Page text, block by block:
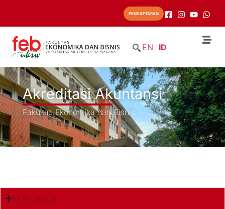
PENDAFTARAN
EN ID
Akreditasi Akuntansi
Fakultas Ekonomika dan Bisnis
S1 Akuntansi